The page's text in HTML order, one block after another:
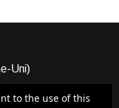
Uni)
to the use of this